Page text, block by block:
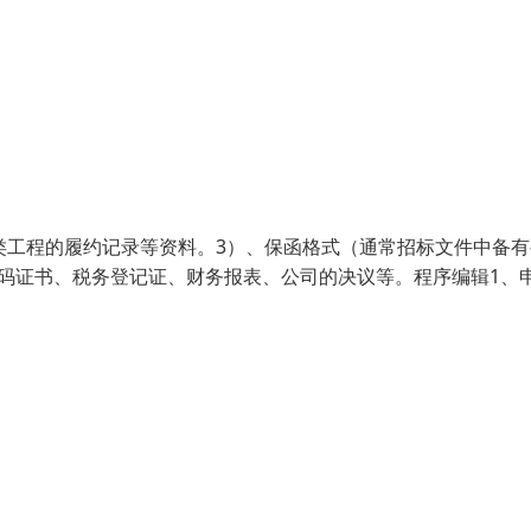
程的履约记录等资料。3）、保函格式（通常招标文件中备
书、税务登记证、财务报表、公司的决议等。程序编辑1、